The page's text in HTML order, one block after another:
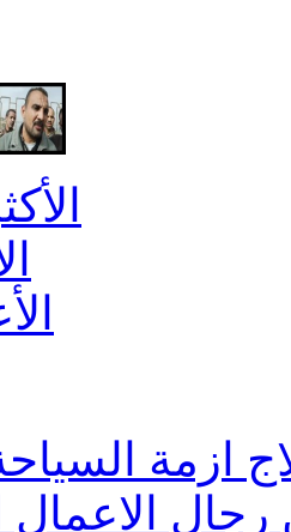
ازمة
الاعمال